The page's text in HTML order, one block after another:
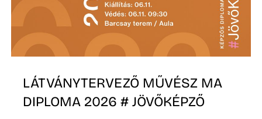
LÁTVÁNYTERVEZŐ MŰVÉSZ MA
DIPLOMA 2026 # JÖVŐKÉPZŐ